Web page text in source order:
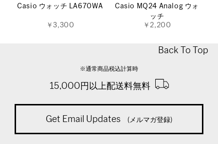
Casio ウォッチ LA670WA
￥3,300
Casio MQ24 Analog ウォ
ッチ
￥2,200
Back To Top
※通常商品税込計算時
15,000円以上配送料無料
Get Email Updates (メルマガ登録)